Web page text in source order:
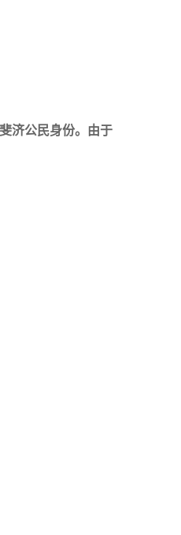
济公民身份。由于